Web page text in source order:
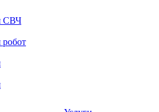
СВЧ
робот